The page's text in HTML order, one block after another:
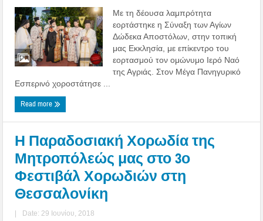
Με τη δέουσα λαμπρότητα
εορτάστηκε η Σύναξη των Αγίων
Δώδεκα Αποστόλων, στην τοπική
μας Εκκλησία, με επίκεντρο του
εορτασμού τον ομώνυμο Ιερό Ναό
της Αγριάς. Στον Μέγα Πανηγυρικό
Εσπερινό χοροστάτησε ...
Read more
Η Παραδοσιακή Χορωδία της
Μητροπόλεώς μας στο 3ο
Φεστιβάλ Χορωδιών στη
Θεσσαλονίκη
| Date: 29 Ιουνίου, 2018